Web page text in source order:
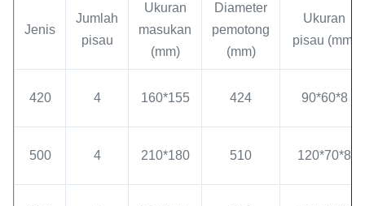
Jenis
Jumlah
pisau
Ukuran
masukan
(mm)
Diameter
pemotong
(mm)
Ukuran
pisau (mm)
420 4 160*155 424 90*60*8
500 4 210*180 510 120*70*8